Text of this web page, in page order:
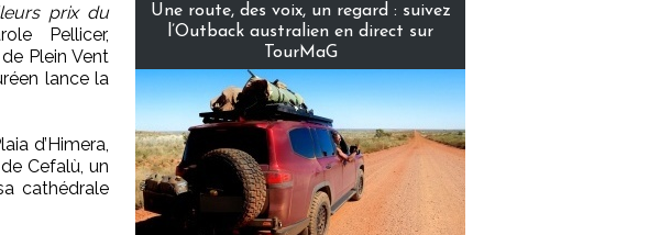
prix du
Pellicer,
Plein Vent
lance la
d’Himera,
Cefalù, un
cathédrale
Une route, des voix, un regard : suivez
l’Outback australien en direct sur
TourMaG